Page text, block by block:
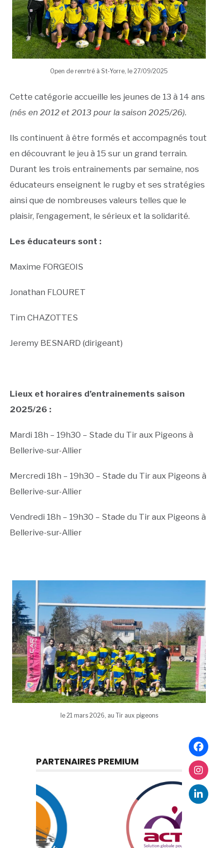
Open de renrtré à St-Yorre, le 27/09/2025
Cette catégorie accueille les jeunes de 13 à 14 ans
(nés en 2012 et 2013 pour la saison 2025/26).
Ils continuent à être formés et accompagnés tout
en découvrant le jeu à 15 sur un grand terrain.
Durant les trois entrainements par semaine, nos
éducateurs enseignent le rugby et ses stratégies
ainsi que de nombreuses valeurs telles que le
plaisir, l’engagement, le sérieux et la solidarité.
Les éducateurs sont :
Maxime FORGEOIS
Jonathan FLOURET
Tim CHAZOTTES
Jeremy BESNARD (dirigeant)
Lieux et horaires d’entrainements saison
2025/26 :
Mardi 18h – 19h30 – Stade du Tir aux Pigeons à
Bellerive-sur-Allier
Mercredi 18h – 19h30 – Stade du Tir aux Pigeons à
Bellerive-sur-Allier
Vendredi 18h – 19h30 – Stade du Tir aux Pigeons à
Bellerive-sur-Allier
le 21 mars 2026, au Tir aux pigeons
PARTENAIRES PREMIUM